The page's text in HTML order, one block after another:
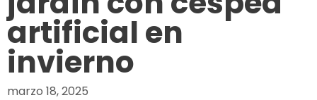
artificial en
invierno
marzo 18, 2025